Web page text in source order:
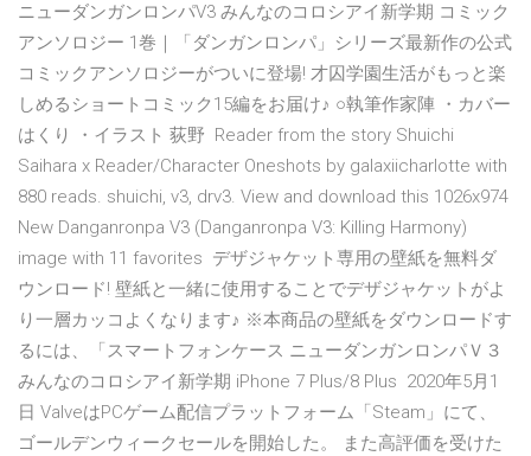
ニューダンガンロンパV3 みんなのコロシアイ新学期 コミック
アンソロジー 1巻｜「ダンガンロンパ」シリーズ最新作の公式
コミックアンソロジーがついに登場! 才囚学園生活がもっと楽
しめるショートコミック15編をお届け♪ ○執筆作家陣 ・カバー
はくり ・イラスト 荻野 Reader from the story Shuichi
Saihara x Reader/Character Oneshots by galaxiicharlotte with
880 reads. shuichi, v3, drv3. View and download this 1026x974
New Danganronpa V3 (Danganronpa V3: Killing Harmony)
image with 11 favorites デザジャケット専用の壁紙を無料ダ
ウンロード! 壁紙と一緒に使用することでデザジャケットがよ
り一層カッコよくなります♪ ※本商品の壁紙をダウンロードす
るには、「スマートフォンケース ニューダンガンロンパＶ３
みんなのコロシアイ新学期 iPhone 7 Plus/8 Plus 2020年5月1
日 ValveはPCゲーム配信プラットフォーム「Steam」にて、
ゴールデンウィークセールを開始した。 また高評価を受けた